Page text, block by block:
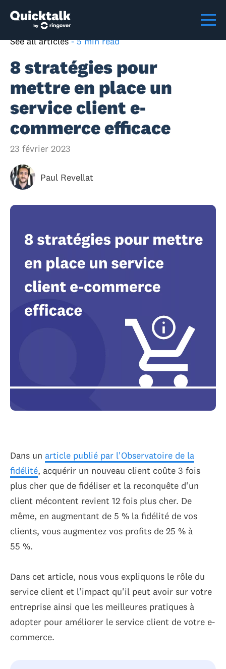
See all articles - 5 min read
8 stratégies pour
mettre en place un
service client e-
commerce efficace
23 février 2023
Paul Revellat
Dans un article publié par l'Observatoire de la
fidélité, acquérir un nouveau client coûte 3 fois
plus cher que de fidéliser et la reconquête d'un
client mécontent revient 12 fois plus cher. De
même, en augmentant de 5 % la fidélité de vos
clients, vous augmentez vos profits de 25 % à
55 %.
Dans cet article, nous vous expliquons le rôle du
service client et l'impact qu'il peut avoir sur votre
entreprise ainsi que les meilleures pratiques à
adopter pour améliorer le service client de votre e-
commerce.